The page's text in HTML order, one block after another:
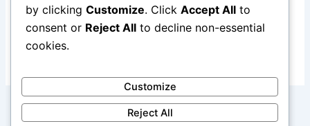
by clicking Customize. Click Accept All to
consent or Reject All to decline non-essential
cookies.
Customize
Reject All